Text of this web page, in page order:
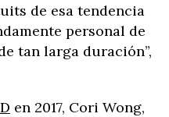
de esa tendencia
personal de
tan larga duración”,
en 2017, Cori Wong,